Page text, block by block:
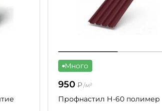
Много
950₽/м²
Профнастил Н-60 полимер